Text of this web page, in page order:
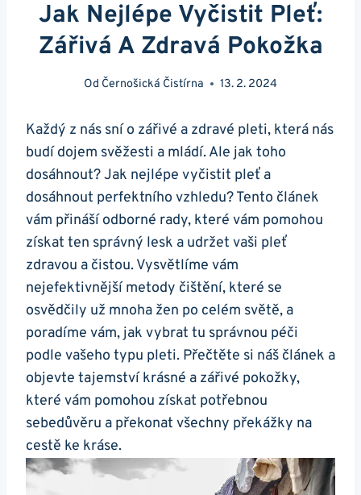
Jak Nejlépe Vyčistit Pleť:
Zářivá A Zdravá Pokožka
Od Černošická Čistírna 13. 2. 2024
Každý z‌ nás sní o zářivé a zdravé pleti,‍ která nás
budí ‍dojem svěžesti a mládí. Ale jak toho
dosáhnout? Jak nejlépe vyčistit pleť a
dosáhnout perfektního vzhledu? Tento​ článek
vám⁤ přináší odborné rady, které vám pomohou
získat ten správný ⁢lesk⁣ a ⁢udržet vaši pleť​
zdravou​ a ⁢čistou. Vysvětlíme vám
nejefektivnější metody čištění, které se
osvědčily už mnoha žen po celém ⁣světě, a⁣
poradíme vám, jak vybrat tu správnou ⁢péči
podle vašeho typu pleti. Přečtěte si náš článek a
objevte tajemství krásné a⁤ zářivé pokožky,
které ‌vám pomohou získat potřebnou
sebedůvěru a překonat všechny překážky ⁤na
cestě ke kráse.